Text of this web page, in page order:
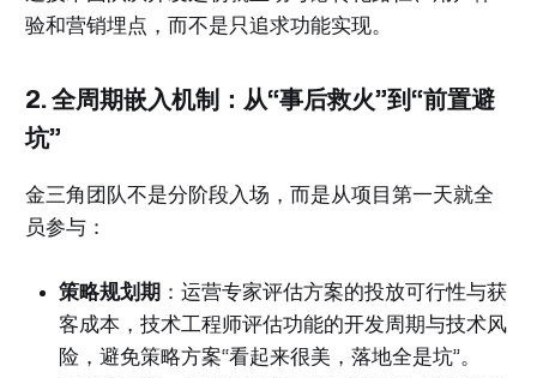
验和营销埋点，而不是只追求功能实现。
2. 全周期嵌入机制：从“事后救火”到“前置避
坑”
金三角团队不是分阶段入场，而是从项目第一天就全
员参与：
策略规划期 ：运营专家评估方案的投放可行性与获
客成本，技术工程师评估功能的开发周期与技术风
险，避免策略方案“看起来很美，落地全是坑”。